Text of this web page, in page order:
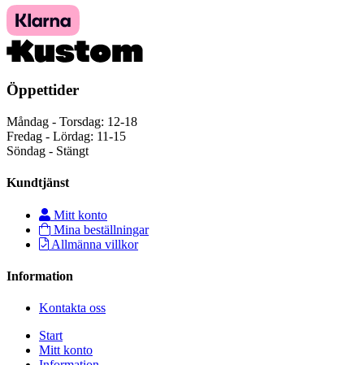
Öppettider
Måndag - Torsdag: 12-18
Fredag - Lördag: 11-15
Söndag - Stängt
Kundtjänst
Mitt konto
Mina beställningar
Allmänna villkor
Information
Kontakta oss
Start
Mitt konto